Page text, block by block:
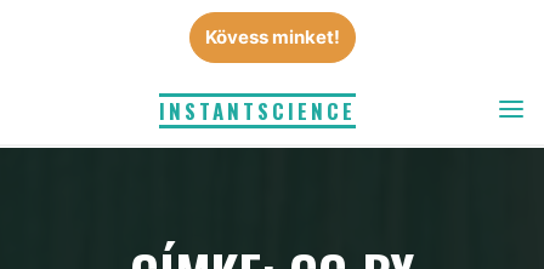
INSTANTSCIENCE
Kövess minket!